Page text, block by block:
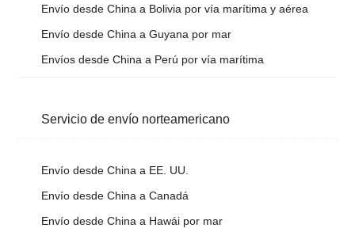
Envío desde China a Bolivia por vía marítima y aérea
Envío desde China a Guyana por mar
Envíos desde China a Perú por vía marítima
Servicio de envío norteamericano
Envío desde China a EE. UU.
Envío desde China a Canadá
Envío desde China a Hawái por mar